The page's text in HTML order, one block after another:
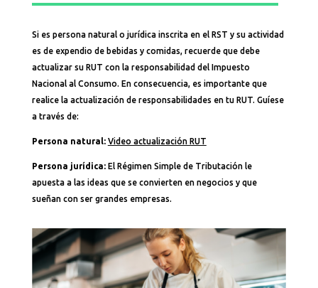
Si es persona natural o jurídica inscrita en el RST y su actividad
es de expendio de bebidas y comidas, recuerde que debe
actualizar su RUT con la responsabilidad del Impuesto
Nacional al Consumo. En consecuencia, es importante que
realice la actualización de responsabilidades en tu RUT. Guíese
a través de:
Persona natural: Video actualización RUT
Persona jurídica: El Régimen Simple de Tributación le
apuesta a las ideas que se convierten en negocios y que
sueñan con ser grandes empresas.